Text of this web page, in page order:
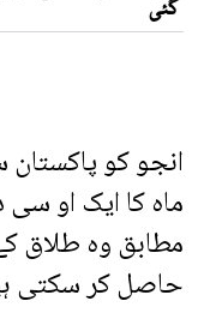
انجو کو
ماہ کا ایک او سی
مطابق وہ طلاق
حاصل کر سکتی